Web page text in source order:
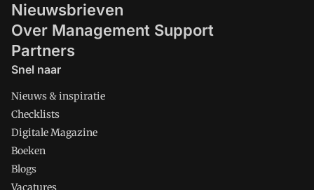
Nieuwsbrieven
Over Management Support
Partners
Snel naar
Nieuws & inspiratie
Checklists
Digitale Magazine
Boeken
Blogs
Vacatures